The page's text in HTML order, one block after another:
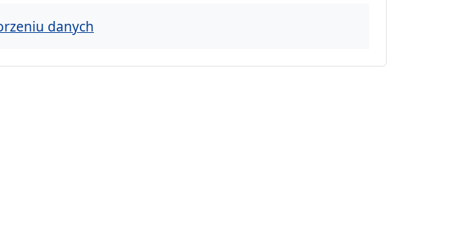
danych